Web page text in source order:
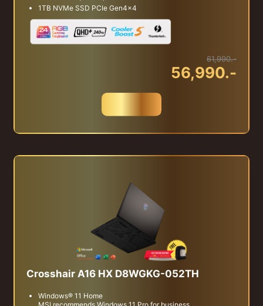
1TB NVMe SSD PCIe Gen4x4
61,990.-
56,990.-
Crosshair A16 HX D8WGKG-052TH
Windows® 11 Home